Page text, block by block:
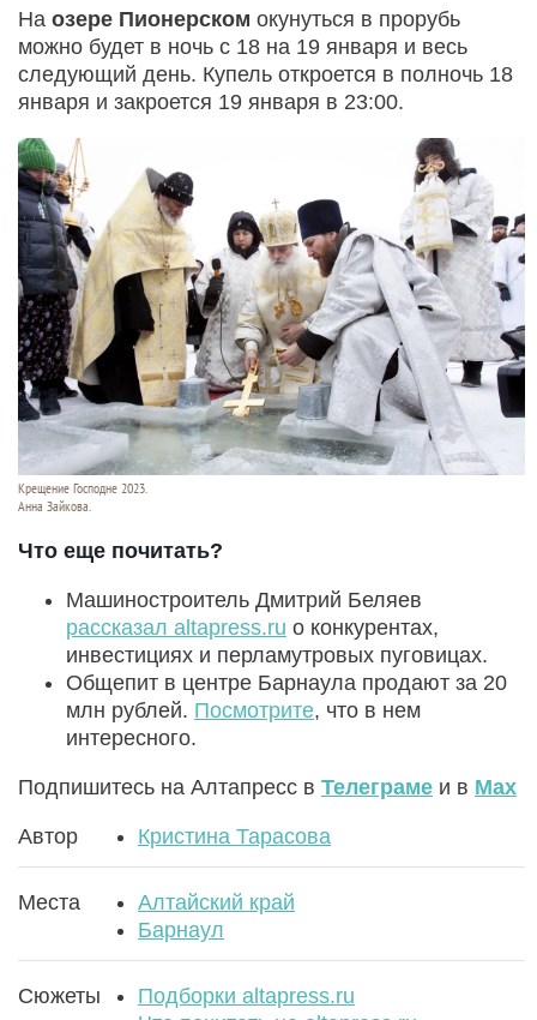
На озере Пионерском окунуться в прорубь
можно будет в ночь с 18 на 19 января и весь
следующий день. Купель откроется в полночь 18
января и закроется 19 января в 23:00.
Крещение Господне 2023.
Анна Зайкова.
Что еще почитать?
Машиностроитель Дмитрий Беляев
рассказал altapress.ru о конкурентах,
инвестициях и перламутровых пуговицах.
Общепит в центре Барнаула продают за 20
млн рублей. Посмотрите, что в нем
интересного.
Подпишитесь на Алтапресс в Телеграме и в Max
Автор Кристина Тарасова
Места
Алтайский край
Барнаул
Сюжеты
Подборки altapress.ru